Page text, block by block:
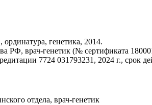
генетика, 2014.
генетик (№ сертификата
7724 031793231, 2024 г., срок
отдела, врач-генетик